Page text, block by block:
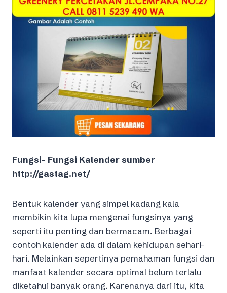
Fungsi- Fungsi Kalender sumber
http://gastag.net/
Bentuk kalender yang simpel kadang kala
membikin kita lupa mengenai fungsinya yang
seperti itu penting dan bermacam. Berbagai
contoh kalender ada di dalam kehidupan sehari-
hari. Melainkan sepertinya pemahaman fungsi dan
manfaat kalender secara optimal belum terlalu
diketahui banyak orang. Karenanya dari itu, kita